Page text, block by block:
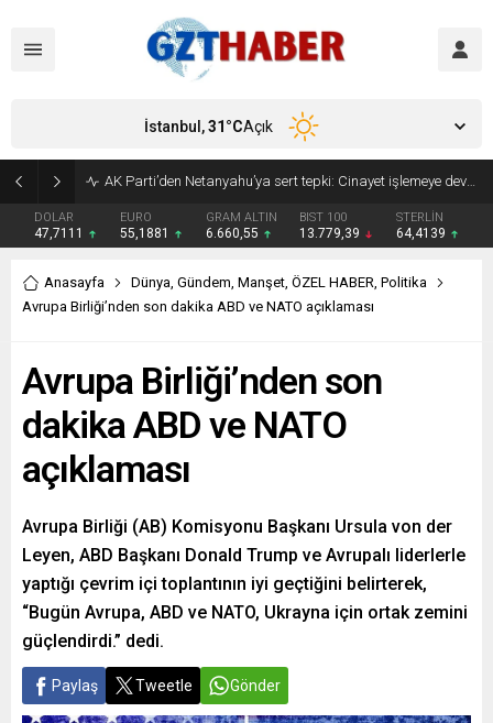
Son Dakika: Etimesgut Belediye Başkanı Erdal Beşikçioğlu görevden uzaklaştırıldı
DOLAR
47,7111
EURO
55,1881
GRAM ALTIN
6.660,55
BIST 100
13.779,39
STERLİN
64,4139
İstanbul,31°CAçık
Anasayfa Dünya, Gündem, Manşet, ÖZEL HABER, Politika
Avrupa Birliği’nden son dakika ABD ve NATO açıklaması
Avrupa Birliği’nden son
dakika ABD ve NATO
açıklaması
Avrupa Birliği (AB) Komisyonu Başkanı Ursula von der
Leyen, ABD Başkanı Donald Trump ve Avrupalı liderlerle
yaptığı çevrim içi toplantının iyi geçtiğini belirterek,
“Bugün Avrupa, ABD ve NATO, Ukrayna için ortak zemini
güçlendirdi.” dedi.
Paylaş Tweetle Gönder